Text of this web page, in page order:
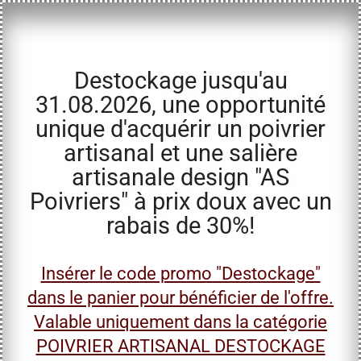
Destockage jusqu'au
31.08.2026, une opportunité
unique d'acquérir un poivrier
artisanal et une salière
artisanale design "AS
Poivriers" à prix doux avec un
rabais de 30%!
Insérer le code promo "Destockage"
dans le panier pour bénéficier de l'offre.
Valable uniquement dans la catégorie
POIVRIER ARTISANAL DESTOCKAGE